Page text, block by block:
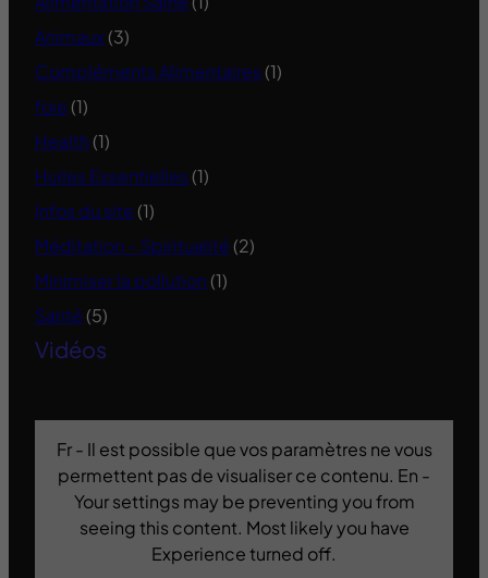
Animaux (3)
Compléments Alimentaires (1)
foie (1)
Health (1)
Huiles Essentielles (1)
Infos du site (1)
Méditation – Spiritualité (2)
Minimiser la pollution (1)
Santé (5)
Vidéos
Fr - Il est possible que vos paramètres ne vous
permettent pas de visualiser ce contenu. En -
Your settings may be preventing you from
seeing this content. Most likely you have
Experience turned off.